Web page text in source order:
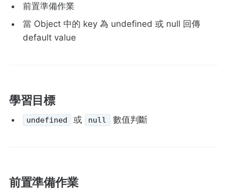
前置準備作業
當 Object 中的 key 為 undefined 或 null 回傳
default value
學習目標
undefined 或 null 數值判斷
前置準備作業